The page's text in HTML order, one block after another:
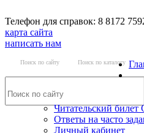
Телефон для справок: 8 8172
карта сайта
написать нам
Поиск по сайту Поиск по каталогу
Читательский
Ответы на часто
Личный кабинет